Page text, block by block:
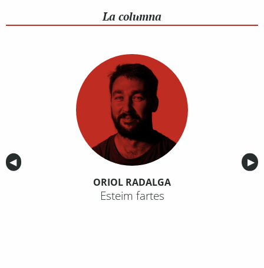
La columna
Anterior
◀︎ ▶︎
ORIOL RADALGA
Esteim fartes